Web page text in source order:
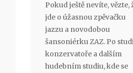
Pokud ještě nevíte, vězte,
jde o úžasnou zpěvačku
jazzu a novodobou
šansoniérku ZAZ. Po
konzervatoře a dalším
hudebním studiu, kde se